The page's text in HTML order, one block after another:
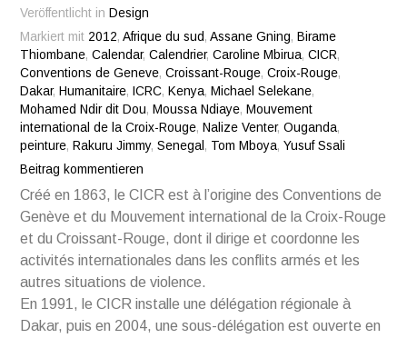
Veröffentlicht in Design
Markiert mit 2012,Afrique du sud ,Assane Gning, Birame
Thiombane,Calendar,Calendrier,Caroline Mbirua,CICR,
Conventions de Geneve,Croissant-Rouge,Croix-Rouge,
Dakar, Humanitaire, ICRC, Kenya, Michael Selekane,
Mohamed Ndir dit Dou, Moussa Ndiaye, Mouvement
international de la Croix-Rouge, Nalize Venter,Ouganda,
peinture, Rakuru Jimmy,Senegal , Tom Mboya,Yusuf Ssali
Beitrag kommentieren
Créé en 1863, le CICR est à l’origine des Conventions de
Genève et du Mouvement international de la Croix-Rouge
et du Croissant-Rouge, dont il dirige et coordonne les
activités internationales dans les conflits armés et les
autres situations de violence.
En 1991, le CICR installe une délégation régionale à
Dakar, puis en 2004, une sous-délégation est ouverte en